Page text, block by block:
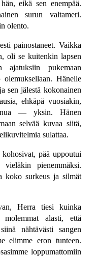
eikä sen enempää.
surun valtameri.
olento.
painostaneet. Vaikka
oli se kuitenkin lapsen
pukemaan
Hänelle
sen jälestä kokonainen
ehkäpä vuosiakin,
— yksin. Hänen
selvää kuvaa siitä,
sulattaa.
pää uppoutui
pienemmäksi.
koko surkeus ja silmät
Herra tiesi kuinka
alasti, että
nähtävästi sangen
elimme eron tunteen.
loppumattomiin